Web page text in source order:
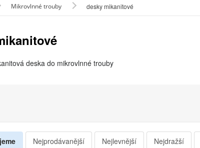
Mikrovlnné trouby desky mikanitové
deska do mikrovlnné trouby
Nejprodávanější Nejlevnější Nejdražší